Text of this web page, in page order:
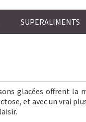
SUPERALIMENTS
glacées offrent la
et avec un vrai